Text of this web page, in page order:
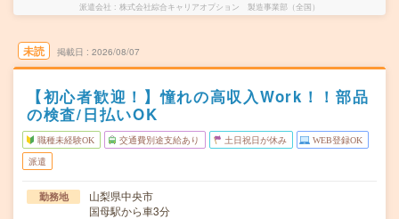
派遣会社 株式会社綜合キャリアオプション 製造事業部（全国）
未読 掲載日 2026/08/07
【初心者歓迎！】憧れの高収入Work！！部品
の検査/日払いOK
職種未経験OK 交通費別途支給あり 土日祝日が休み WEB登録OK
派遣
勤務地
山梨県中央市
国母駅から車3分